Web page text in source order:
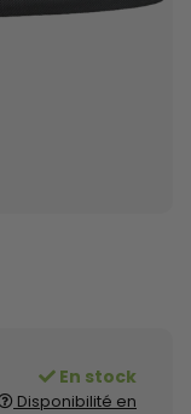
En stock
Disponibilité en